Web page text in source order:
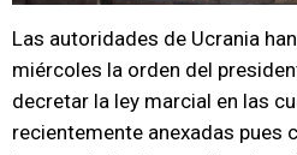
Las autoridades de Ucrania
miércoles la orden del
decretar la ley marcial en las
recientemente anexadas pues